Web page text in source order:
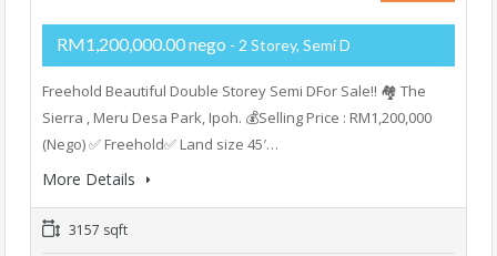
RM1,200,000.00 nego - 2 Storey, Semi D
Freehold Beautiful Double Storey Semi DFor Sale!! 🏘️ The
Sierra , Meru Desa Park, Ipoh. 💰Selling Price : RM1,200,000
(Nego) ✅ Freehold✅ Land size 45′…
More Details
3157 sqft